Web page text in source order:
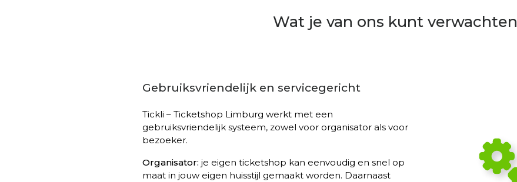
Wat je van ons kunt verwachten
Gebruiksvriendelijk en servicegericht
Tickli – Ticketshop Limburg werkt met een
gebruiksvriendelijk systeem, zowel voor organisator als voor
bezoeker.
Organisator: je eigen ticketshop kan eenvoudig en snel op
maat in jouw eigen huisstijl gemaakt worden. Daarnaast